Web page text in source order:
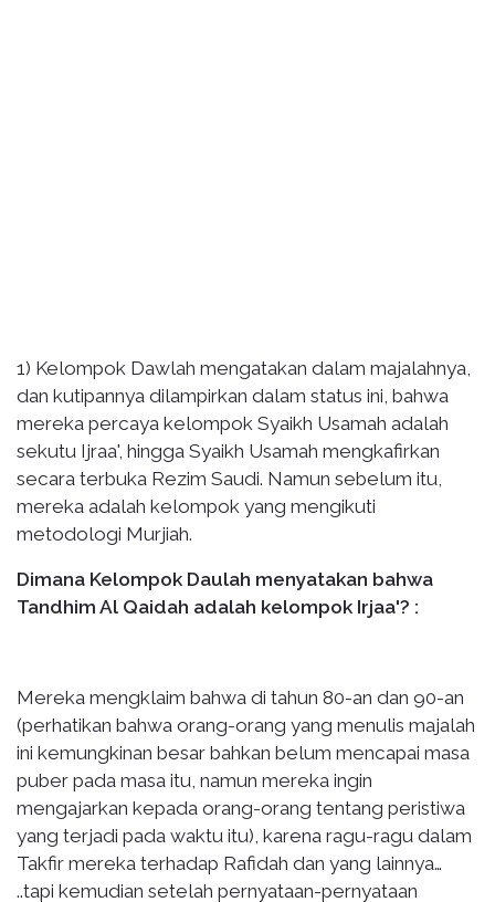
1) Kelompok Dawlah mengatakan dalam majalahnya,
dan kutipannya dilampirkan dalam status ini, bahwa
mereka percaya kelompok Syaikh Usamah adalah
sekutu Ijraa', hingga Syaikh Usamah mengkafirkan
secara terbuka Rezim Saudi. Namun sebelum itu,
mereka adalah kelompok yang mengikuti
metodologi Murjiah.
Dimana Kelompok Daulah menyatakan bahwa
Tandhim Al Qaidah adalah kelompok Irjaa'? :
Mereka mengklaim bahwa di tahun 80-an dan 90-an
(perhatikan bahwa orang-orang yang menulis majalah
ini kemungkinan besar bahkan belum mencapai masa
puber pada masa itu, namun mereka ingin
mengajarkan kepada orang-orang tentang peristiwa
yang terjadi pada waktu itu), karena ragu-ragu dalam
Takfir mereka terhadap Rafidah dan yang lainnya…
..tapi kemudian setelah pernyataan-pernyataan